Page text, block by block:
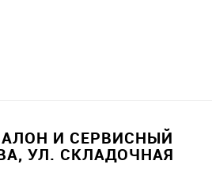
И СЕРВИСНЫЙ
УЛ. СКЛАДОЧНАЯ